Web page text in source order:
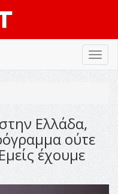
Ελλάδα,
ούτε
έχουμε